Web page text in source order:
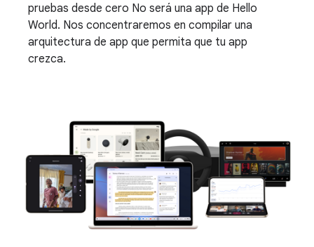
pruebas desde cero No será una app de Hello
World. Nos concentraremos en compilar una
arquitectura de app que permita que tu app
crezca.